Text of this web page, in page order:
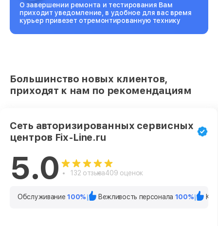
О завершении ремонта и тестирования Вам
приходит уведомление, в удобное для вас время
курьер привезет отремонтированную технику
Большинство новых клиентов,
приходят к нам по рекомендациям
Сеть авторизированных сервисных
центров Fix-Line.ru
5.0 132 отзыва409 оценок
Обслуживание100% Вежливость персонала 100%